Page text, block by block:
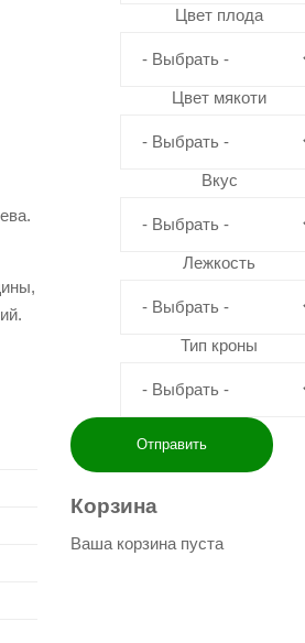
Цвет плода
Цвет мякоти
Вкус
Лежкость
Тип кроны
Корзина
Ваша корзина пуста